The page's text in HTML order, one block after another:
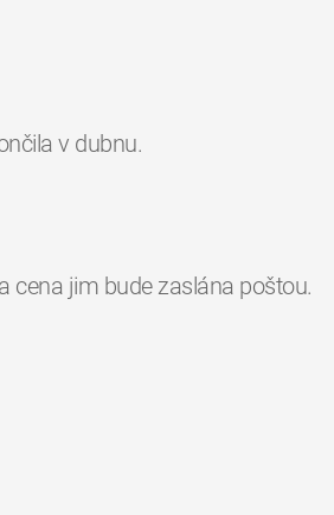
v dubnu.
cena jim bude zaslána poštou.